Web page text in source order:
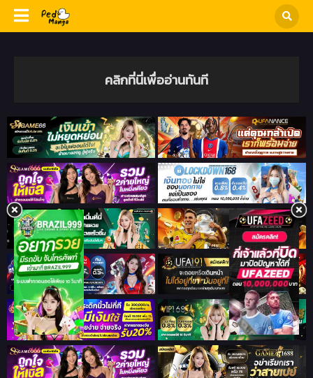
คลิกที่นี่เพื่ออ่านทันที